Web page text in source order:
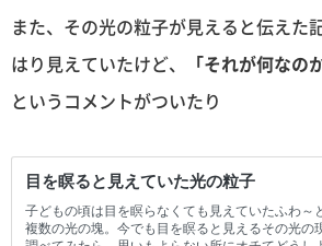
また、その光の粒子が見えると伝えた
はり見えていたけど、
「それが何なの
というコメントがついたり